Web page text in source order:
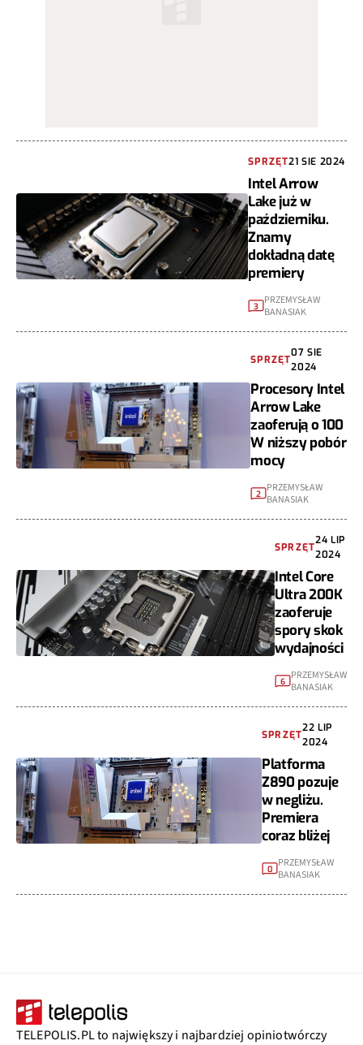
SPRZĘT21 SIE 2024
Intel Arrow
Lake już w
październiku.
Znamy
dokładną datę
premiery
3
PRZEMYSŁAW
BANASIAK
SPRZĘT
07 SIE
2024
Procesory Intel
Arrow Lake
zaoferują o 100
W niższy pobór
mocy
2
PRZEMYSŁAW
BANASIAK
SPRZĘT
24 LIP
2024
Intel Core
Ultra 200K
zaoferuje
spory skok
wydajności
6
PRZEMYSŁAW
BANASIAK
SPRZĘT
22 LIP
2024
Platforma
Z890 pozuje
w negliżu.
Premiera
coraz bliżej
0
PRZEMYSŁAW
BANASIAK
TELEPOLIS.PL to największy i najbardziej opiniotwórczy